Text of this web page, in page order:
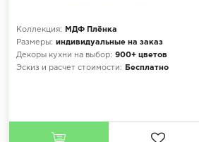
Коллекция:
МДФ Плёнка
Размеры: индивидуальные на заказ
Декоры кухни на выбор: 900+ цветов
Эскиз и расчет стоимости:
Бесплатно